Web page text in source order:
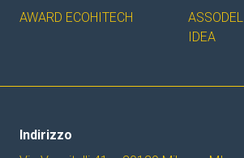
AWARD ECOHITECH
ASSODEL
IDEA
Indirizzo